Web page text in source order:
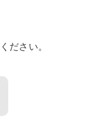
ださい。